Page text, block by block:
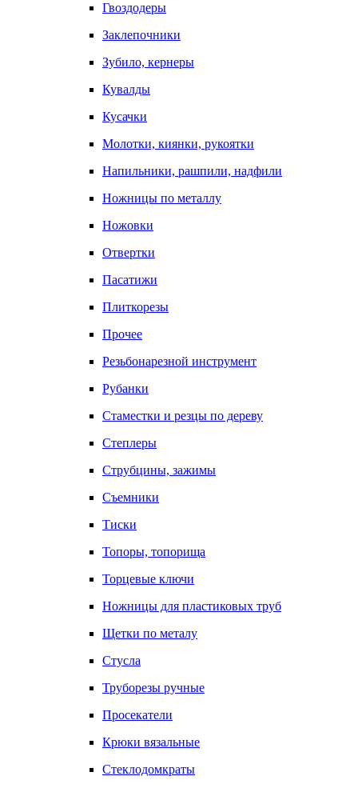
Гвоздодеры
Заклепочники
Зубило, кернеры
Кувалды
Кусачки
Молотки, киянки, рукоятки
Напильники, рашпили, надфили
Ножницы по металлу
Ножовки
Отвертки
Пасатижи
Плиткорезы
Прочее
Резьбонарезной инструмент
Рубанки
Стаместки и резцы по дереву
Степлеры
Струбцины, зажимы
Съемники
Тиски
Топоры, топорища
Торцевые ключи
Ножницы для пластиковых труб
Щетки по металу
Стусла
Труборезы ручные
Просекатели
Крюки вязальные
Стеклодомкраты